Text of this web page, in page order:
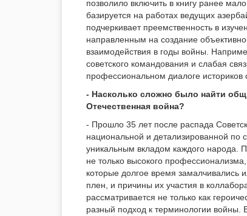
позволило включить в книгу ранее
базируется на работах ведущих
подчеркивает преемственность в
направленным на создание
взаимодействия в годы войны.
советского командования и слабая
профессиональном диалоге историков
- Насколько сложно было найти
Отечественная война?
- Прошло 35 лет после распада
национальной и детализированной
уникальным вкладом каждого народа.
не только высокого
которые долгое время замалчивались
плен, и причины их участия в
рассматривается не только как
разный подход к терминологии войны.